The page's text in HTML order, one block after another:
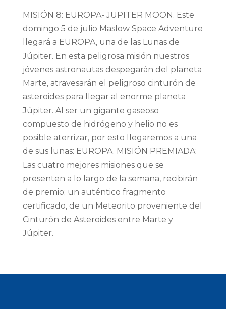
MISIÓN 8: EUROPA- JUPITER MOON. Este
domingo 5 de julio Maslow Space Adventure
llegará a EUROPA, una de las Lunas de
Júpiter. En esta peligrosa misión nuestros
jóvenes astronautas despegarán del planeta
Marte, atravesarán el peligroso cinturón de
asteroides para llegar al enorme planeta
Júpiter. Al ser un gigante gaseoso
compuesto de hidrógeno y helio no es
posible aterrizar, por esto llegaremos a una
de sus lunas: EUROPA. MISIÓN PREMIADA:
Las cuatro mejores misiones que se
presenten a lo largo de la semana, recibirán
de premio; un auténtico fragmento
certificado, de un Meteorito proveniente del
Cinturón de Asteroides entre Marte y
Júpiter.